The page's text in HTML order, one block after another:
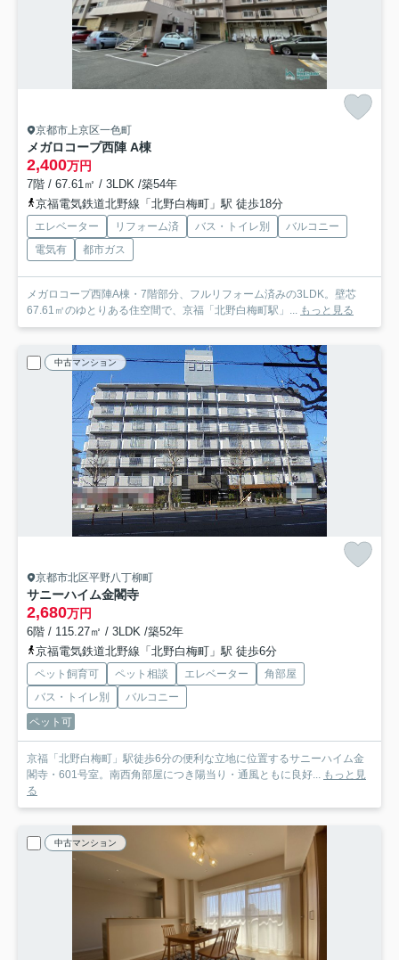
京都市上京区一色町
メガロコープ西陣 A棟
2,400万円
7階 / 67.61㎡ / 3LDK /築54年
京福電気鉄道北野線「北野白梅町」駅 徒歩18分
エレベーター リフォーム済 バス・トイレ別
バルコニー
電気有
都市ガス
メガロコープ西陣A棟・7階部分、フルリフォーム済みの3LDK。壁芯
67.61㎡のゆとりある住空間で、京福「北野白梅町駅」... もっと見る
中古マンション
京都市北区平野八丁柳町
サニーハイム金閣寺
2,680万円
6階 / 115.27㎡ / 3LDK /築52年
京福電気鉄道北野線「北野白梅町」駅 徒歩6分
ペット飼育可 ペット相談 エレベーター
角部屋
バス・トイレ別
バルコニー
ペット可
京福「北野白梅町」駅徒歩6分の便利な立地に位置するサニーハイム金
閣寺・601号室。南西角部屋につき陽当り・通風ともに良好... もっと見
る
中古マンション